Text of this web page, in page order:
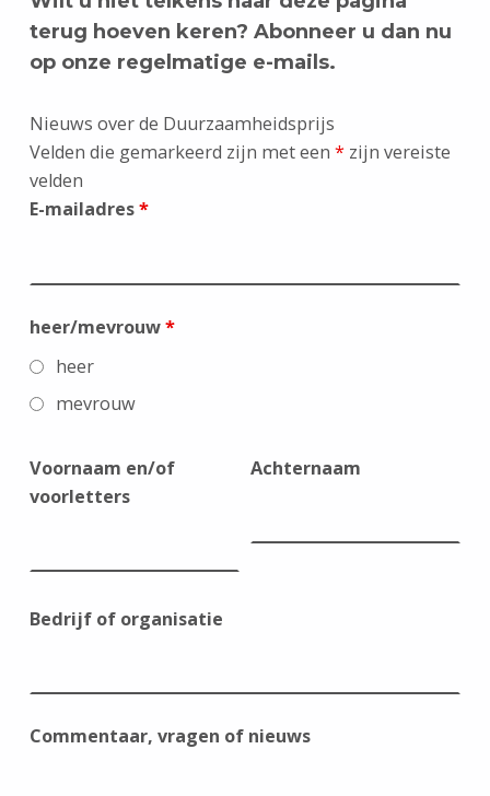
terug hoeven keren? Abonneer u dan nu
op onze regelmatige e-mails.
Nieuws over de Duurzaamheidsprijs
Velden die gemarkeerd zijn met een *zijn vereiste
velden
E-mailadres*
heer/mevrouw*
heer
mevrouw
Voornaam en/of
voorletters
Achternaam
Bedrijf of organisatie
Commentaar, vragen of nieuws